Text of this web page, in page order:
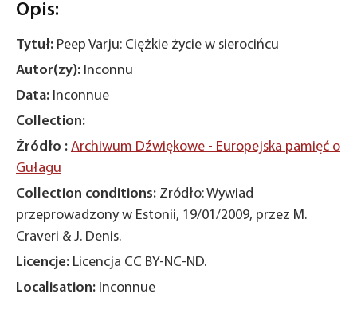
Opis:
Tytuł: Peep Varju: Ciężkie życie w sierocińcu
Autor(zy): Inconnu
Data: Inconnue
Collection:
Źródło : Archiwum Dźwiękowe - Europejska pamięć o
Gułagu
Collection conditions: Zródło: Wywiad
przeprowadzony w Estonii, 19/01/2009, przez M.
Craveri & J. Denis.
Licencje: Licencja CC BY-NC-ND.
Localisation: Inconnue